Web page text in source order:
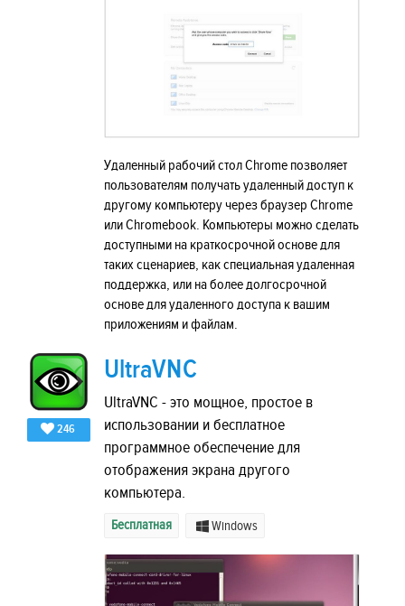
Удаленный рабочий стол Chrome позволяет
пользователям получать удаленный доступ к
другому компьютеру через браузер Chrome
или Chromebook. Компьютеры можно сделать
доступными на краткосрочной основе для
таких сценариев, как специальная удаленная
поддержка, или на более долгосрочной
основе для удаленного доступа к вашим
приложениям и файлам.
246
UltraVNC
UltraVNC - это мощное, простое в
использовании и бесплатное
программное обеспечение для
отображения экрана другого
компьютера.
Бесплатная Windows